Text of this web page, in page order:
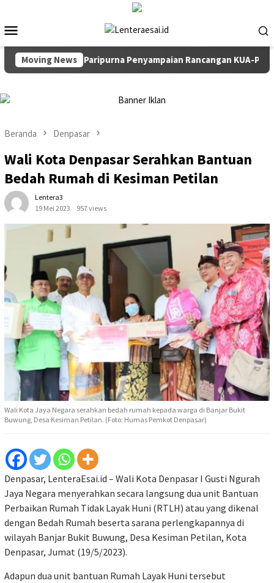
konten
Mobile
Moving News
Rapat Paripurna Penyampaian Rancangan KUA-PPAS TA
Beranda Denpasar
Wali Kota Denpasar Serahkan Bantuan
Bedah Rumah di Kesiman Petilan
Lentera3
19 Mei 2023
957 views
Wali Kota Jaya Negara serahkan bedah rumah kepada warga di Banjar Bukit
Buwung, Desa Kesiman Petilan. (Foto: Humas Pemkot Denpasar)
Denpasar, LenteraEsai.id – Wali Kota Denpasar I Gusti Ngurah
Jaya Negara menyerahkan secara langsung dua unit Bantuan
Perbaikan Rumah Tidak Layak Huni (RTLH) atau yang dikenal
dengan Bedah Rumah beserta sarana perlengkapannya di
wilayah Banjar Bukit Buwung, Desa Kesiman Petilan, Kota
Denpasar, Jumat (19/5/2023).
Adapun dua unit bantuan Rumah Layak Huni tersebut